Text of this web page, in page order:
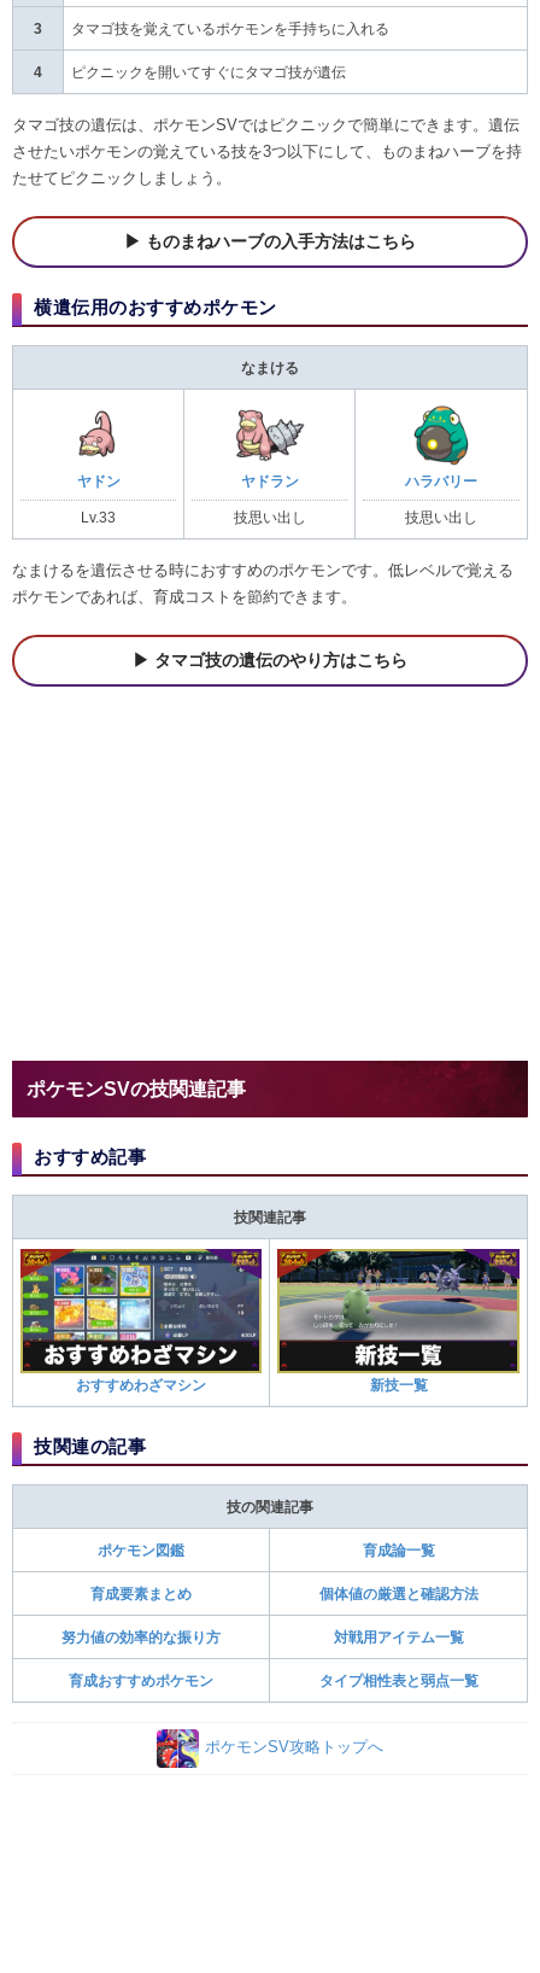
3 タマゴ技を覚えているポケモンを手持ちに入れる
4 ピクニックを開いてすぐにタマゴ技が遺伝
タマゴ技の遺伝は、ポケモンSVではピクニックで簡単にできます。遺伝
させたいポケモンの覚えている技を3つ以下にして、ものまねハーブを持
たせてピクニックしましょう。
ものまねハーブの入手方法はこちら
横遺伝用のおすすめポケモン
なまける
ヤドン
Lv.33
ヤドラン
技思い出し
ハラバリー
技思い出し
なまけるを遺伝させる時におすすめのポケモンです。低レベルで覚える
ポケモンであれば、育成コストを節約できます。
タマゴ技の遺伝のやり方はこちら
ポケモンSVの技関連記事
おすすめ記事
技関連記事
おすすめわざマシン 新技一覧
技関連の記事
技の関連記事
ポケモン図鑑 育成論一覧
育成要素まとめ 個体値の厳選と確認方法
努力値の効率的な振り方 対戦用アイテム一覧
育成おすすめポケモン タイプ相性表と弱点一覧
ポケモンSV攻略トップへ